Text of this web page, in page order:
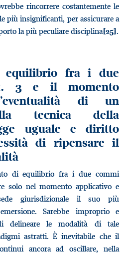
rincorrere costantemente le
più insignificanti, per assicurare a
la più peculiare disciplina[25].
fra i due
3 e il momento
di un
tecnica della
uguale e diritto
di ripensare il
di equilibrio fra i due commi
solo nel momento applicativo e
giurisdizionale il suo più
Sarebbe improprio e
delineare le modalità di tale
astratti. È inevitabile che il
ancora ad oscillare, nella